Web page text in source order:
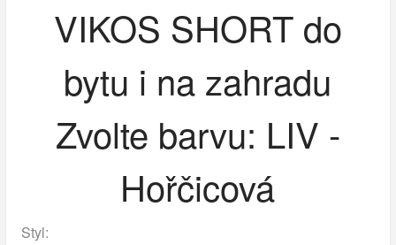
VIKOS SHORT do
bytu i na zahradu
Zvolte barvu: LIV -
Hořčicová
Styl: